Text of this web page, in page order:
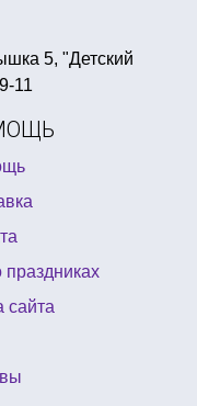
из шариков
киев
вечеринка
5, "Детский
11
праздниках
сайта